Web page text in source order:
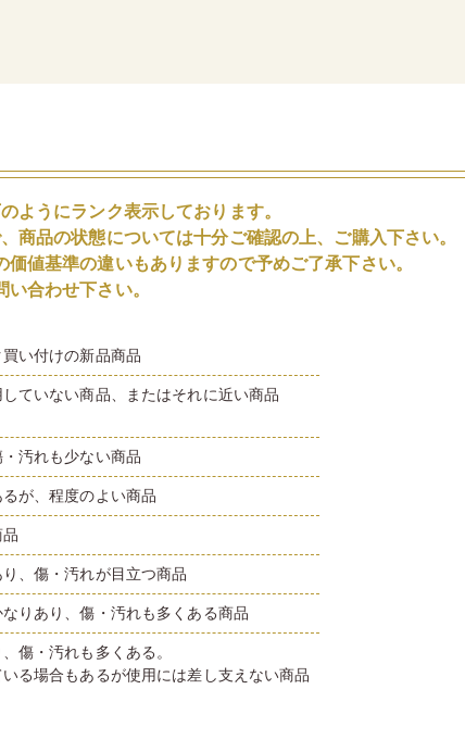
ようにランク表示しております。
商品の状態については十分ご確認の上、ご購入下さい。
値基準の違いもありますので予めご了承下さい。
い合わせ下さい。
い付けの新品商品
ていない商品、またはそれに近い商品
汚れも少ない商品
が、程度のよい商品
、傷・汚れが目立つ商品
りあり、傷・汚れも多くある商品
傷・汚れも多くある。
る場合もあるが使用には差し支えない商品